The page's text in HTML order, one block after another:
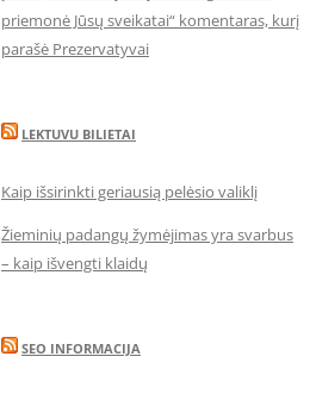
priemonė Jūsų sveikatai“ komentaras, kurį
parašė Prezervatyvai
LEKTUVU BILIETAI
Kaip išsirinkti geriausią pelėsio valiklį
Žieminių padangų žymėjimas yra svarbus
– kaip išvengti klaidų
SEO INFORMACIJA